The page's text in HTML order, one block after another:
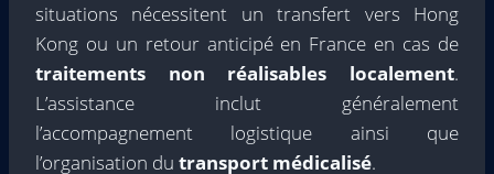
situations nécessitent un transfert vers Hong
Kong ou un retour anticipé en France en cas de
traitements non réalisables localement.
L’assistance inclut généralement
l’accompagnement logistique ainsi que
l’organisation du transport médicalisé.